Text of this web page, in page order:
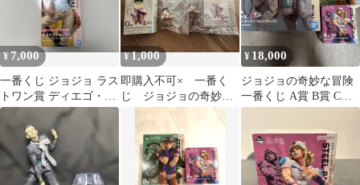
¥7,000
一番くじ ジョジョ ラス
トワン賞 ディエゴ・ブ
ランドー
¥1,000
即購入不可× 一番く
じ ジョジョの奇妙な
冒険 デスクトップマ
¥ 18,000
ジョジョの奇妙な冒険
一番くじ A賞 B賞 C賞
フィギュアセット